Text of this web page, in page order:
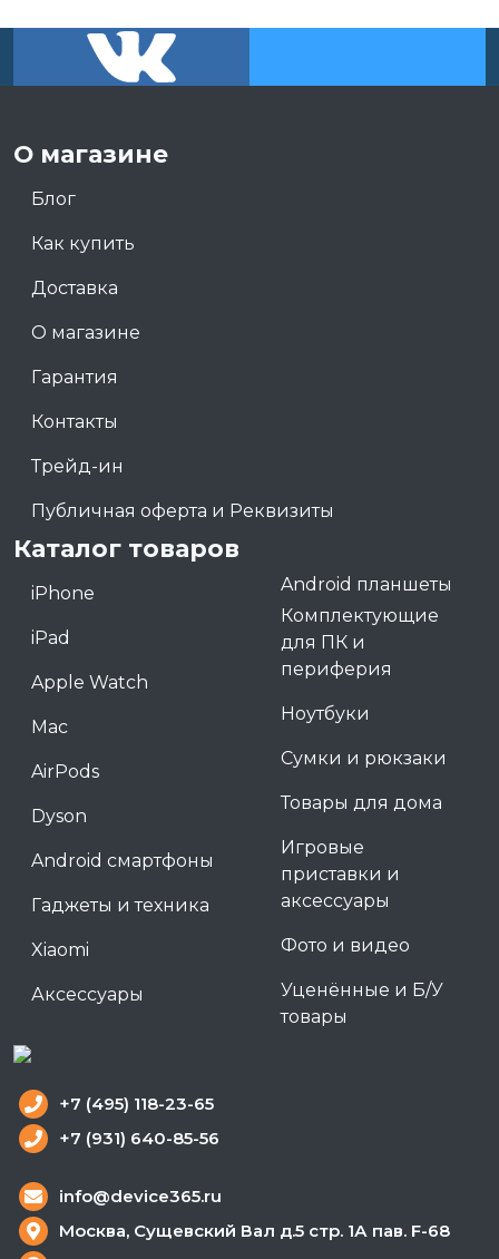
О магазине
Блог
Как купить
Доставка
О магазине
Гарантия
Контакты
Трейд-ин
Публичная оферта и Реквизиты
Каталог товаров
iPhone
iPad
Apple Watch
Mac
AirPods
Dyson
Android смартфоны
Гаджеты и техника
Xiaomi
Аксессуары
Android планшеты
Комплектующие
для ПК и
периферия
Ноутбуки
Сумки и рюкзаки
Товары для дома
Игровые
приставки и
аксессуары
Фото и видео
Уценённые и Б/У
товары
+7 (495) 118-23-65
+7 (931) 640-85-56
info@device365.ru
Москва, Сущевский Вал д.5 стр. 1А пав. F-68